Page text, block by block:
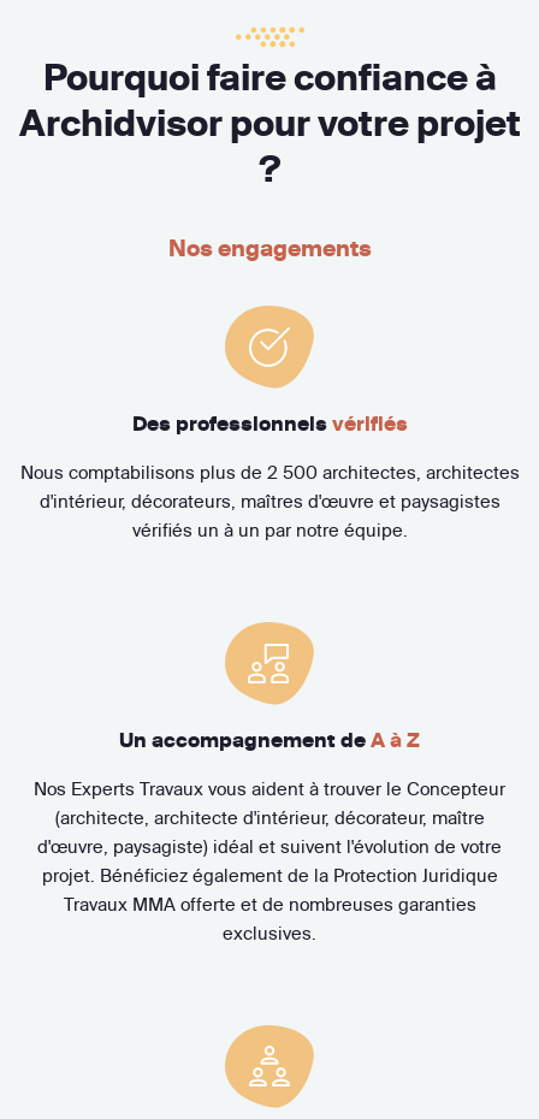
Pourquoi faire confiance à
Archidvisor pour votre projet
?
Nos engagements
Des professionnels vérifiés
Nous comptabilisons plus de 2 500 architectes, architectes
d'intérieur, décorateurs, maîtres d'œuvre et paysagistes
vérifiés un à un par notre équipe.
Un accompagnement de A à Z
Nos Experts Travaux vous aident à trouver le Concepteur
(architecte, architecte d'intérieur, décorateur, maître
d'œuvre, paysagiste) idéal et suivent l'évolution de votre
projet. Bénéficiez également de la Protection Juridique
Travaux MMA offerte et de nombreuses garanties
exclusives.